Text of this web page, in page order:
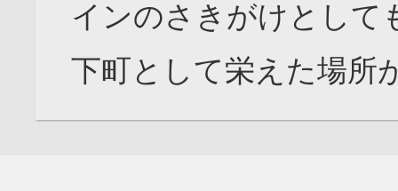
インのさきがけとして
下町として栄えた場所